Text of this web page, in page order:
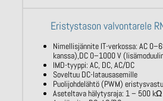
Eristystason valvontarele
Nimellisjännite IT-verkossa: AC
kanssa),DC 0–1000 V
IMD-tyyppi: AC, DC, AC/DC
Soveltuu DC-latausasemille
Puolijohdelähtö (PWM)
Aseteltava hälytysraja: 1 – 500 kΩ